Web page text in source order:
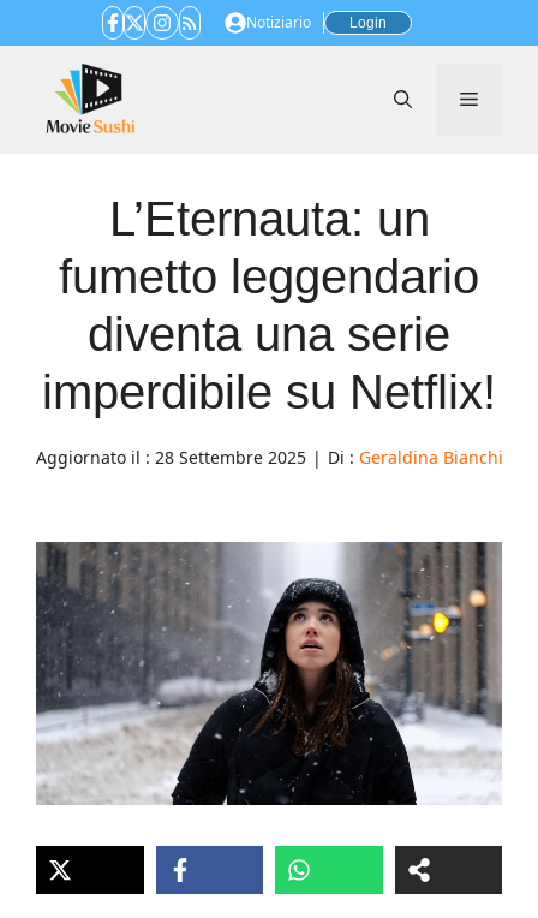
al
contenuto
Notiziario Login
Menu
L’Eternauta: un
fumetto leggendario
diventa una serie
imperdibile su Netflix!
Aggiornato il : 28 Settembre 2025 | Di : Geraldina Bianchi